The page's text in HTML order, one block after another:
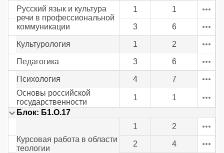
Русский язык и культура
речи в профессиональной
коммуникации
1 1
3 6
Культурология 1 2
Педагогика 3 6
Психология 4
7
Основы российской
государственности
1
1
Блок: Б1.О.17
Курсовая работа в области
теологии
1 2
2 4